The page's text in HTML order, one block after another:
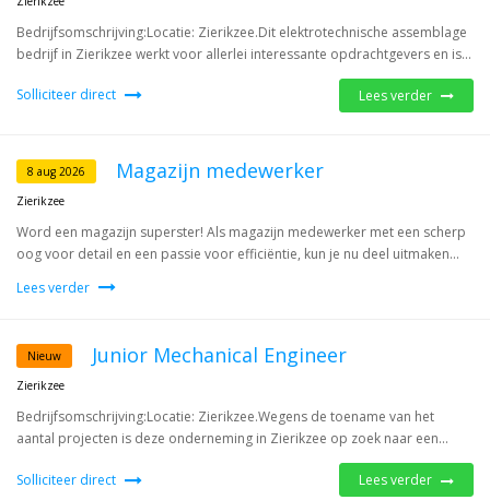
Bedrijfsomschrijving:Locatie: Zierikzee.Dit elektrotechnische assemblage
bedrijf in Zierikzee werkt voor allerlei interessante opdrachtgevers en is...
Solliciteer direct Lees verder
8 aug 2026 Magazijn medewerker
Zierikzee
Word een magazijn superster! Als magazijn medewerker met een scherp
oog voor detail en een passie voor efficiëntie, kun je nu deel uitmaken...
Lees verder
Nieuw Junior Mechanical Engineer
Zierikzee
Bedrijfsomschrijving:Locatie: Zierikzee.Wegens de toename van het
aantal projecten is deze onderneming in Zierikzee op zoek naar een...
Solliciteer direct Lees verder